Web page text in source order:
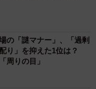
の「謎マナー」、「過剰
り」を抑えた1位は？
周りの目」